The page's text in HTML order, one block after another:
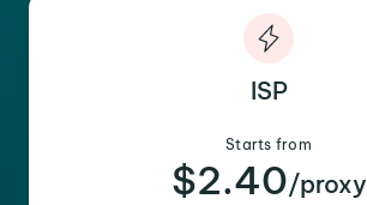
ISP
Starts from
$2.40/proxy